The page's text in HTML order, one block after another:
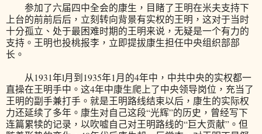
参加了六届四中全会的康生，目睹了王明在米夫支持下
上台的前前后后，立刻转向背景有实权的王明，这对于当时
十分孤立、处于最困难时期的王明来说，无疑是一个有力的
支持。王明也投桃报李，立即提拔康生担任中央组织部部
长。
从1931年l月到1935年1月的4年中，中共中央的实权都一
直操在王明手中。这4年中康生爬上了中央领导岗位，充当了
王明的副手兼打手。就是王明路线结束以后，康生的实际权
力还延续了多年。康生对自己这段“光辉”的历史，曾经写下
连篇累犊的记录，以吹嘘自己对王明路线的“巨大贡献”。但